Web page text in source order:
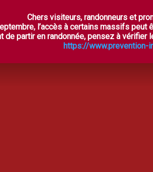
LES ASPRES SECRÈTES À
Chers visiteurs, randonneurs et
l’accès à certains massifs
de partir en randonnée, pensez à
https://www.prevention-